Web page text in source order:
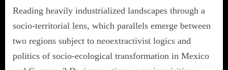
Reading heavily industrialized landscapes through a
socio-territorial lens, which parallels emerge between
two regions subject to neoextractivist logics and
politics of socio-ecological transformation in Mexico